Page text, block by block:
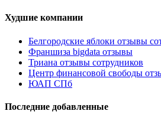
Худшие компании
Белгородские яблоки отзывы
Франшиза bigdata отзывы
Триана отзывы сотрудников
Центр финансовой свободы
ЮАП СПб
Последние добавленные